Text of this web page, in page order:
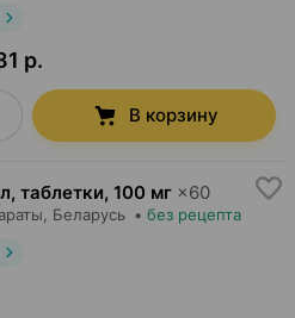
р.
В корзину
таблетки, 100 мг ×60
, Беларусь • без рецепта